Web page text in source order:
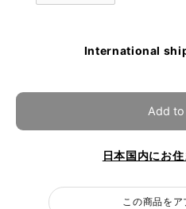
International
Add
日本国内にお
この商品をア